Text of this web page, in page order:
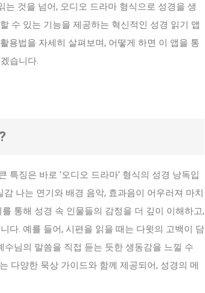
것을 넘어, 오디오 드라마 형식으로 성경을 생
수 있는 기능을 제공하는 혁신적인 성경 읽기 앱
용법을 자세히 살펴보며, 어떻게 하면 이 앱을 통
습니다.
특징은 바로 '오디오 드라마' 형식의 성경 낭독입
나는 연기와 배경 음악, 효과음이 어우러져 마치
통해 성경 속 인물들의 감정을 더 깊이 이해하고,
다. 예를 들어, 시편을 읽을 때는 다윗의 고백이 담
님의 말씀을 직접 듣는 듯한 생동감을 느낄 수
다양한 묵상 가이드와 함께 제공되어, 성경의 메